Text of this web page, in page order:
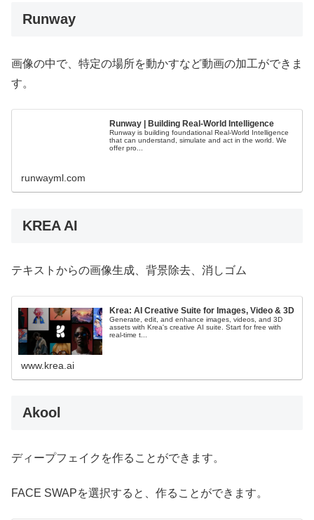
Runway
画像の中で、特定の場所を動かすなど動画の加工ができま
す。
Runway | Building Real-World Intelligence
Runway is building foundational Real-World Intelligence
that can understand, simulate and act in the world. We
offer pro...
runwayml.com
KREA AI
テキストからの画像生成、背景除去、消しゴム
Krea: AI Creative Suite for Images, Video & 3D
Generate, edit, and enhance images, videos, and 3D
assets with Krea's creative AI suite. Start for free with
real-time t...
www.krea.ai
Akool
ディープフェイクを作ることができます。
FACE SWAPを選択すると、作ることができます。